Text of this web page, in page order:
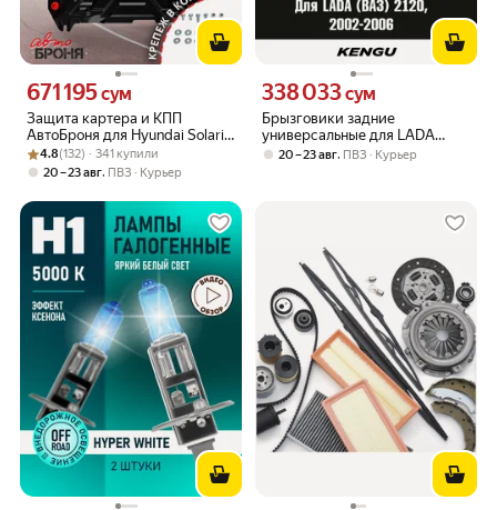
Защита картера и КПП
АвтоБроня для Hyundai Solaris
I 2010-2017/Kia Rio III 2011-2017,
ST 1.5 мм, с крепежом,
Цена 671195 сум вместо
671 195сум
Рейтинг товара: 4.8 из 5
Оценок: (132) · 341 купили
4.8(132) · 341 купили
20 – 23 авг, ПВЗ Курьер
Брызговики задние
универсальные для LADA
(ВАЗ) 2120 Надежда I
Цена 338033 сум вместо
338 033сум
20 – 23 авг, ПВЗ Курьер